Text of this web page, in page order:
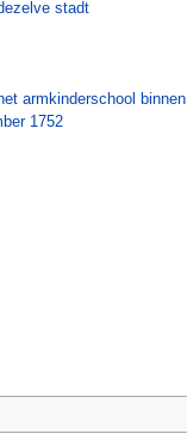
stadt
armkinderschool binnen
1752